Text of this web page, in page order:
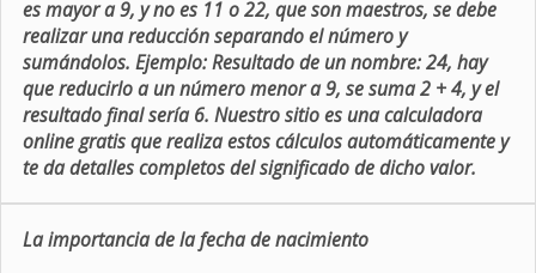
es mayor a 9, y no es 11 o 22, que son maestros, se debe
realizar una reducción separando el número y
sumándolos. Ejemplo: Resultado de un nombre: 24, hay
que reducirlo a un número menor a 9, se suma 2 + 4, y el
resultado final sería 6. Nuestro sitio es una calculadora
online gratis que realiza estos cálculos automáticamente y
te da detalles completos del significado de dicho valor.
La importancia de la fecha de nacimiento